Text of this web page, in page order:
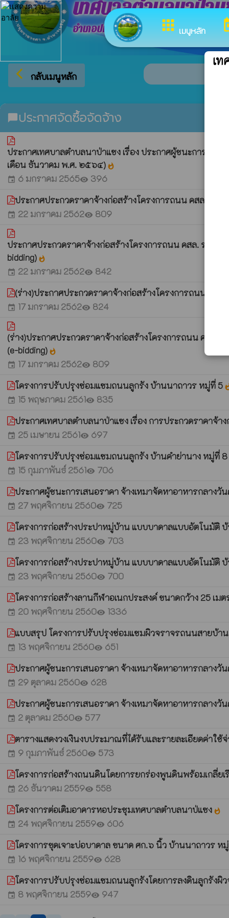
apps เมนูหลัก
เทศบาลตำบลนาป่า
อำเภอปทุมราชวงศา จังหวัดอำนาจเจริญ
arrow_back_ios กลับเมนูหลัก
chat_bubbleประกาศจัดซื้อจัดจ้าง
ประกาศเทศบาลตำบลนาป่าแซง เรื่อง ประกาศผู้ชนะการจัด
เดือน ธันวาคม พ.ศ. ๒๕๖๔) whatshot
event 6 มกราคม 2565visibility 396
ประกาศประกวดราคาจ้างก่อสร้างโครงการถนน คสล. รหั
event 22 มกราคม 2562visibility 809
ประกาศประกวดราคาจ้างก่อสร้างโครงการถนน คสล. รหัส
bidding) whatshot
event 22 มกราคม 2562visibility 842
(ร่าง)ประกาศประกวดราคาจ้างก่อสร้างโครงการถนน คส
event 17 มกราคม 2562visibility 824
(ร่าง)ประกาศประกวดราคาจ้างก่อสร้างโครงการถนน คสล
(e-bidding) whatshot
event 17 มกราคม 2562visibility 809
โครงการปรับปรุงซ่อมแซมถนนลูกรัง บ้านนาถาวร หมู่ที่ 5
event 15 พฤษภาคม 2561visibility 835
ประกาศเทศบาลตำบลนาป่าแซง เรื่อง การประกวดราคา
event 25 เมษายน 2561visibility 697
โครงการปรับปรุงซ่อมแซมถนนลูกรัง บ้านคำย่านาง หมู่ที่ 8
event 15 กุมภาพันธ์ 2561visibility 706
ประกาศผู้ชนะการเสนอราคา จ้างเหมาจัดหาอาหารกลาง
event 27 พฤศจิกายน 2560visibility 725
โครงการก่อสร้างประปาหมู่บ้าน แบบบาดาลแบบอัตโนมัติ
event 23 พฤศจิกายน 2560visibility 703
โครงการก่อสร้างประปาหมู่บ้าน แบบบาดาลแบบอัตโนมัติ
event 23 พฤศจิกายน 2560visibility 700
โครงการก่อสร้างลานกีฬาอเนกประสงค์ ขนาดกว้าง 25 เ
event 20 พฤศจิกายน 2560visibility 1336
แบบสรุป โครงการปรับปรุงซ่อมแซมผิวจราจรถนนสายบ้า
event 13 พฤศจิกายน 2560visibility 651
ประกาศผู้ชนะการเสนอราคา จ้างเหมาจัดหาอาหารกลาง
event 29 ตุลาคม 2560visibility 628
ประกาศผู้ชนะการเสนอราคา จ้างเหมาจัดหาอาหารกลาง
event 2 ตุลาคม 2560visibility 577
ตารางแสดงวงเงินงบประมาณที่ได้รับและรายละเอียดค่าใ
event 9 กุมภาพันธ์ 2560visibility 573
โครงการก่อสร้างถนนดินโดยการยกร่องพูนดินพร้อมเกลี่ย
event 26 ธันวาคม 2559visibility 558
โครงการต่อเติมอาคารหอประชุมเทศบาลตำบลนาป่แซง whatshot
event 24 พฤศจิกายน 2559visibility 606
โครงการขุดเจาะบ่อบาดาล ขนาด ศก.๖ นิ้ว บ้านนาถาวร ห
event 16 พฤศจิกายน 2559visibility 628
โครงการปรับปรุงซ่อมแซมถนนลูกรังโดยการลงดินลูกรังผิ
event 8 พฤศจิกายน 2559visibility 947
เ